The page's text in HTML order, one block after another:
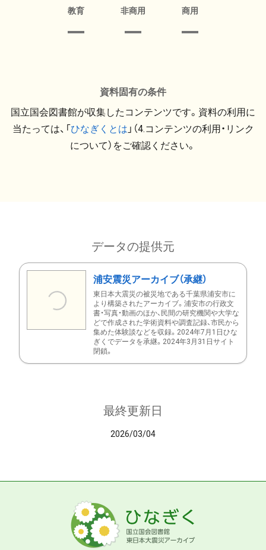
教育 非商用 商用
資料固有の条件
国立国会図書館が収集したコンテンツです。資料の利用に
当たっては、「ひなぎくとは 」（4.コンテンツの利用・リンク
について）をご確認ください。
データの提供元
浦安震災アーカイブ（承継）
東日本大震災の被災地である千葉県浦安市に
より構築されたアーカイブ。浦安市の行政文
書・写真・動画のほか、民間の研究機関や大学な
どで作成された学術資料や調査記録、市民から
集めた体験談などを収録。2024年7月1日ひな
ぎくでデータを承継。2024年3月31日サイト
閉鎖。
最終更新日
2026/03/04